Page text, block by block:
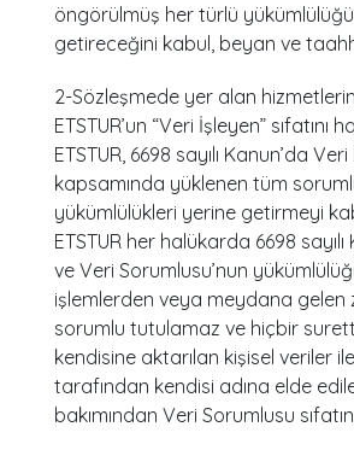
öngörülmüş her türlü
getireceğini kabul, beyan ve
2-Sözleşmede yer alan hizmetlerin
ETSTUR’un “Veri İşleyen” sıfatını
ETSTUR, 6698 sayılı Kanun’da
kapsamında yüklenen tüm
yükümlülükleri yerine getirmeyi
ETSTUR her halükarda 6698
ve Veri Sorumlusu’nun
işlemlerden veya meydana
sorumlu tutulamaz ve hiçbir
kendisine aktarılan kişisel veriler
tarafından kendisi adına elde
bakımından Veri Sorumlusu